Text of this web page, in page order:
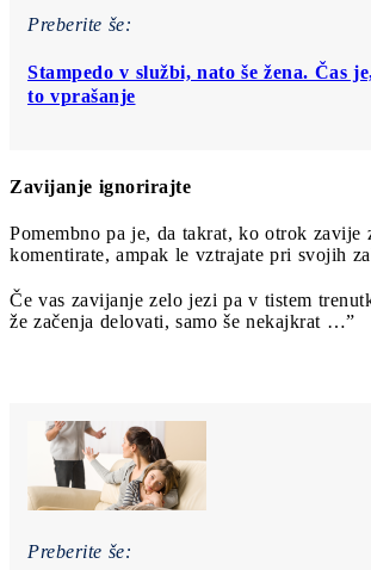
Preberite še:
Stampedo v službi, nato še žena. Čas
to vprašanje
Zavijanje ignorirajte
Pomembno pa je, da takrat, ko otrok zavije
komentirate, ampak le vztrajate pri svojih
Če vas zavijanje zelo jezi pa v tistem
že začenja delovati, samo še nekajkrat …”
Preberite še: